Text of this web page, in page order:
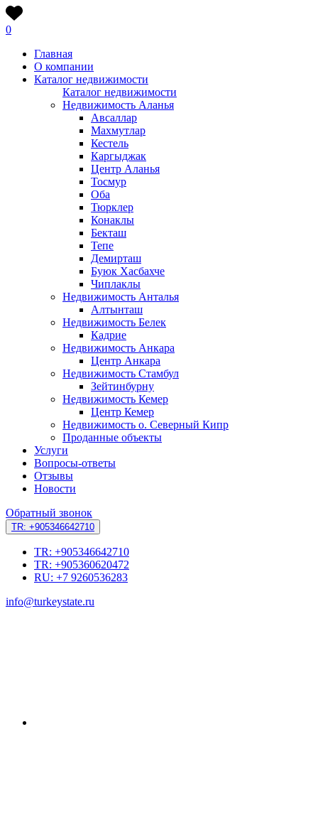
0
Главная
О компании
Каталог недвижимости
Каталог недвижимости
Недвижимость Аланья
Авсаллар
Махмутлар
Кестель
Каргыджак
Центр Аланья
Тосмур
Оба
Тюрклер
Конаклы
Бекташ
Тепе
Демирташ
Буюк Хасбахче
Чиплаклы
Недвижимость Анталья
Алтынташ
Недвижимость Белек
Кадрие
Недвижимость Анкара
Центр Анкара
Недвижимость Стамбул
Зейтинбурну
Недвижимость Кемер
Центр Кемер
Недвижимость о. Северный Кипр
Проданные объекты
Услуги
Вопросы-ответы
Отзывы
Новости
Обратный звонок
TR: +905346642710
TR: +905346642710
TR: +905360620472
RU: +7 9260536283
info@turkeystate.ru